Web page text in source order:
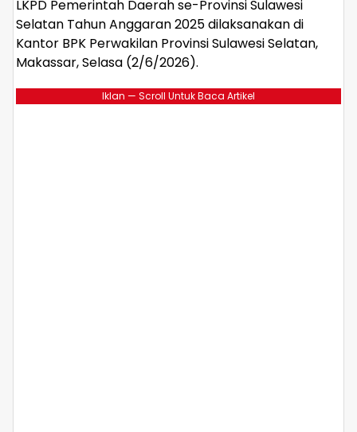
LKPD Pemerintah Daerah se-Provinsi Sulawesi
Selatan Tahun Anggaran 2025 dilaksanakan di
Kantor BPK Perwakilan Provinsi Sulawesi Selatan,
Makassar, Selasa (2/6/2026).
Iklan — Scroll Untuk Baca Artikel